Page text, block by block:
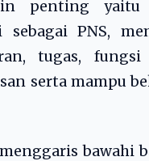
penting
sebagai PNS,
tugas,
serta mampu
bawahi